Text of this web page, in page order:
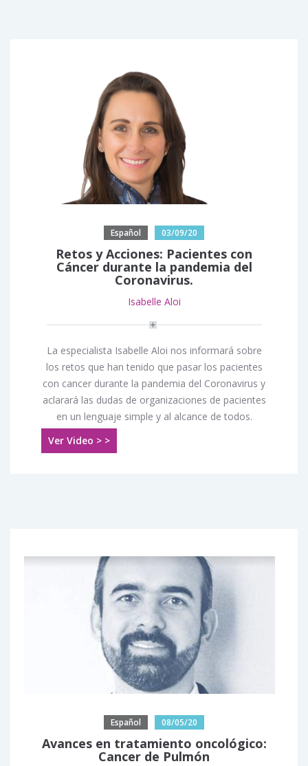
Español 03/09/20
Retos y Acciones: Pacientes con
Cáncer durante la pandemia del
Coronavirus.
Isabelle Aloi
La especialista Isabelle Aloi nos informará sobre
los retos que han tenido que pasar los pacientes
con cancer durante la pandemia del Coronavirus y
aclarará las dudas de organizaciones de pacientes
en un lenguaje simple y al alcance de todos.
Ver Video > >
Español 08/05/20
Avances en tratamiento oncológico:
Cancer de Pulmón